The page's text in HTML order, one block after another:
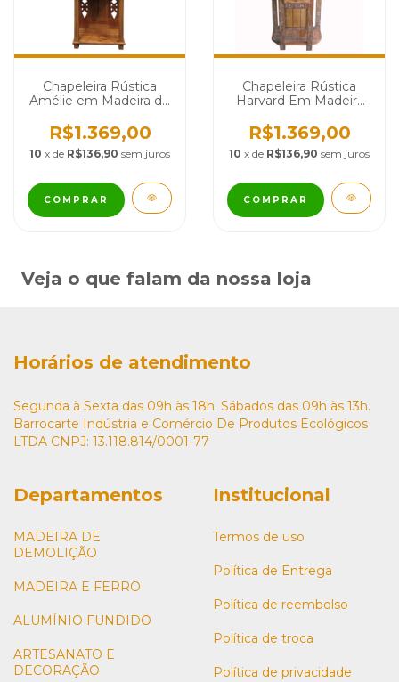
Chapeleira Rústica
Amélie em Madeira de
R$1.369,00
10 x de R$136,90 sem juros
COMPRAR
Chapeleira Rústica
Harvard Em Madeira
R$1.369,00
10 x de R$136,90 sem juros
COMPRAR
Veja o que falam da nossa loja
Horários de atendimento
Segunda à Sexta das 09h às 18h. Sábados das 09h às 13h.
Barrocarte Indústria e Comércio De Produtos Ecológicos
LTDA CNPJ: 13.118.814/0001-77
Departamentos
MADEIRA DE
DEMOLIÇÃO
MADEIRA E FERRO
ALUMÍNIO FUNDIDO
ARTESANATO E
DECORAÇÃO
Institucional
Termos de uso
Política de Entrega
Política de reembolso
Política de troca
Política de privacidade